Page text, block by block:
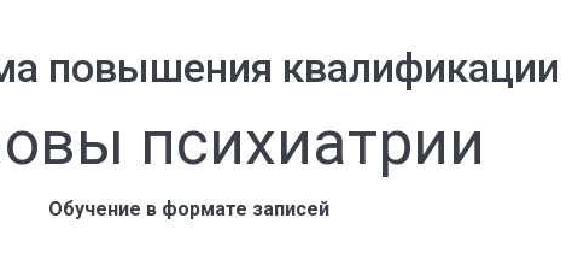
повышения квалификации
психиатрии
Обучение в формате записей